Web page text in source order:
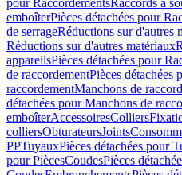
pour RaccordementsRaccords à
emboîterPièces détachées pour
de serrageRéductions sur d'autres
Réductions sur d'autres matériaux
appareilsPièces détachées pour
de raccordementPièces détachées
raccordementManchons de
détachées pour Manchons de
emboîterAccessoiresColliers
colliersObturateursJoints
PPTuyauxPièces détachées pour
pour PiècesCoudesPièces